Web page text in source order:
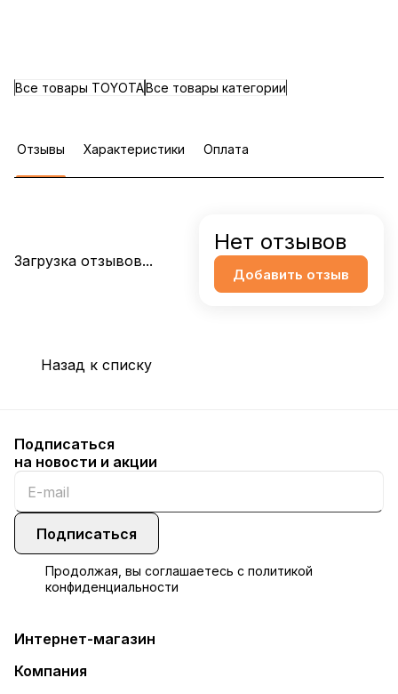
Все товары TOYOTAВсе товары категории
Отзывы Характеристики Оплата
Загрузка отзывов...
Нет отзывов
Добавить отзыв
Назад к списку
Подписаться
на новости и акции
Подписаться
Продолжая, вы соглашаетесь с политикой
конфиденциальности
Интернет-магазин
Компания